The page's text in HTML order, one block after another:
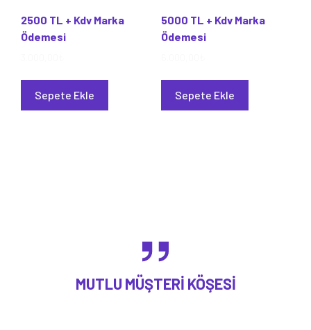
2500 TL + Kdv Marka
Ödemesi
Sepete Ekle
5000 TL + Kdv Marka
Ödemesi
Sepete Ekle
MUTLU MÜŞTERI KÖŞESI